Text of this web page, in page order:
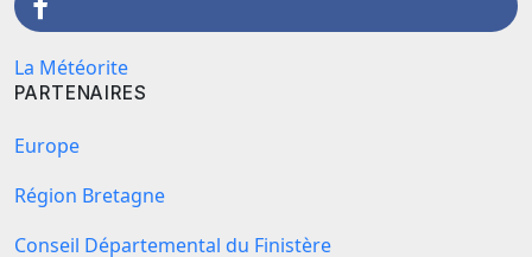
La Météorite
PARTENAIRES
Europe
Région Bretagne
Conseil Départemental du Finistère